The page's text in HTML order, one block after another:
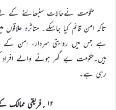
تاکہ امن قائم کیا جاسکے۔ متاثرہ علاقوں
ہے جس میں روایتی سردار، امن کے
ہیں۔حکومت بے گھر ہونے والے افراد
رہی ہے۔
۱۲؍فریقی ممالک کے لیے۹۳؍ملین ڈالرز کی ہنگامی غذائی امداد